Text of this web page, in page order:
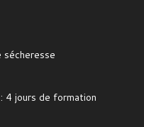
4 jours de formation